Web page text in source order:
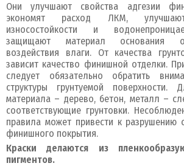
Они улучшают свойства адгезии
экономят расход ЛКМ, улучшают
износостойкости и
защищают материал основания
воздействия влаги. От качества
зависит качество финишной отделки.
следует обязательно обратить
структуры грунтуемой
материала – дерево, бетон, металл –
соответствующие грунтовки.
правила может привести к разрушению
финишного покрытия.
Краски делаются из
пигментов.